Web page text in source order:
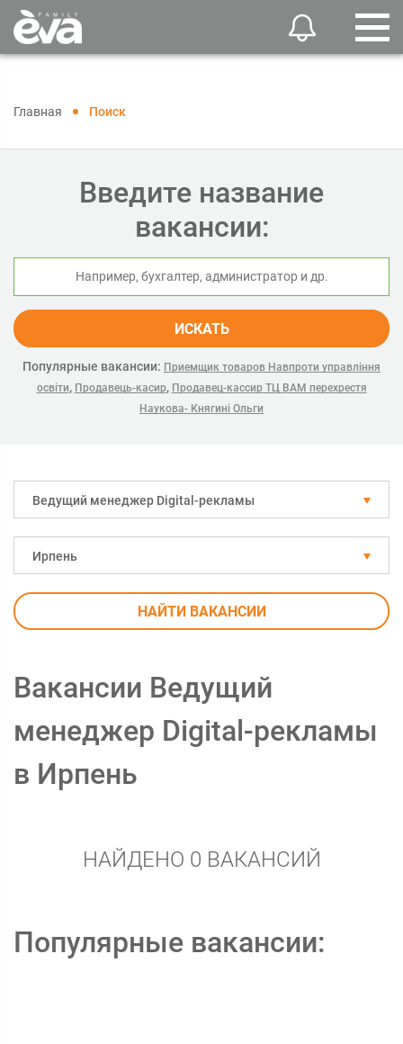
Главная Поиск
Введите название
вакансии:
ИСКАТЬ
Популярные вакансии: Приемщик товаров Навпроти управління
освіти, Продавець-касир, Продавец-кассир ТЦ ВАМ перехрестя
Наукова- Княгині Ольги
Ведущий менеджер Digital-рекламы
Ирпень
НАЙТИ ВАКАНСИИ
Вакансии Ведущий
менеджер Digital-рекламы
в Ирпень
НАЙДЕНО 0 ВАКАНСИЙ
Популярные вакансии: